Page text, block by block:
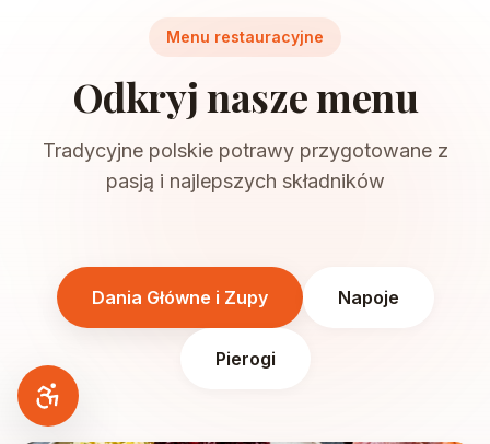
Menu restauracyjne
Odkryj nasze menu
Tradycyjne polskie potrawy przygotowane z
pasją i najlepszych składników
Dania Główne i Zupy Napoje
Pierogi
Dostępność